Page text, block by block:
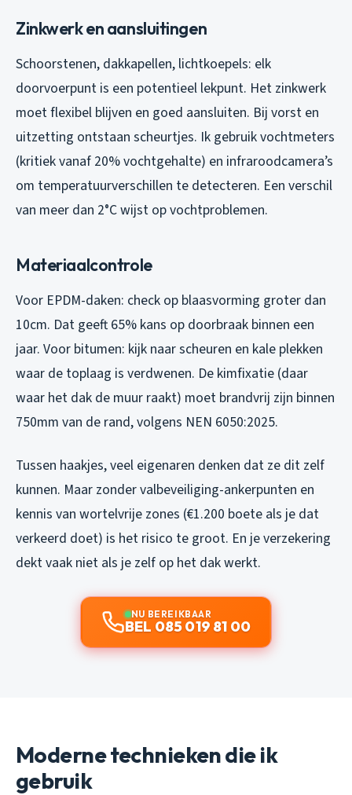
Zinkwerk en aansluitingen
Schoorstenen, dakkapellen, lichtkoepels: elk
doorvoerpunt is een potentieel lekpunt. Het zinkwerk
moet flexibel blijven en goed aansluiten. Bij vorst en
uitzetting ontstaan scheurtjes. Ik gebruik vochtmeters
(kritiek vanaf 20% vochtgehalte) en infraroodcamera’s
om temperatuurverschillen te detecteren. Een verschil
van meer dan 2°C wijst op vochtproblemen.
Materiaalcontrole
Voor EPDM-daken: check op blaasvorming groter dan
10cm. Dat geeft 65% kans op doorbraak binnen een
jaar. Voor bitumen: kijk naar scheuren en kale plekken
waar de toplaag is verdwenen. De kimfixatie (daar
waar het dak de muur raakt) moet brandvrij zijn binnen
750mm van de rand, volgens NEN 6050:2025.
Tussen haakjes, veel eigenaren denken dat ze dit zelf
kunnen. Maar zonder valbeveiliging-ankerpunten en
kennis van wortelvrije zones (€1.200 boete als je dat
verkeerd doet) is het risico te groot. En je verzekering
dekt vaak niet als je zelf op het dak werkt.
NU BEREIKBAAR
BEL 085 019 81 00
Moderne technieken die ik
gebruik